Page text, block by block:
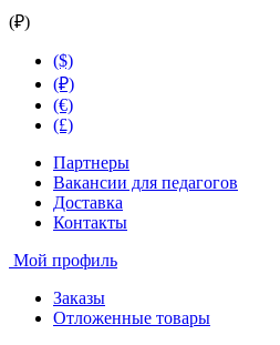
(₽)
($)
(₽)
(€)
(£)
Партнеры
Вакансии для педагогов
Доставка
Контакты
Мой профиль
Заказы
Отложенные товары